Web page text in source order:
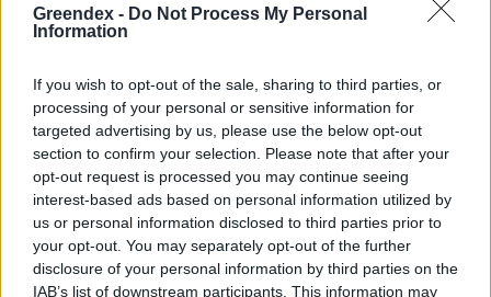
Greendex - Do Not Process My Personal
Information
If you wish to opt-out of the sale, sharing to third parties, or
processing of your personal or sensitive information for
targeted advertising by us, please use the below opt-out
section to confirm your selection. Please note that after your
opt-out request is processed you may continue seeing
interest-based ads based on personal information utilized by
us or personal information disclosed to third parties prior to
your opt-out. You may separately opt-out of the further
disclosure of your personal information by third parties on the
IAB’s list of downstream participants. This information may
természetes módon?
OTTHONUNK 5 perc